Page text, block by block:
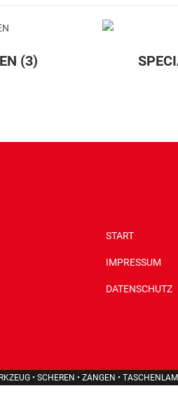
(3)
START
IMPRESSUM
DATENSCHUTZ
• SCHEREN • ZANGEN •